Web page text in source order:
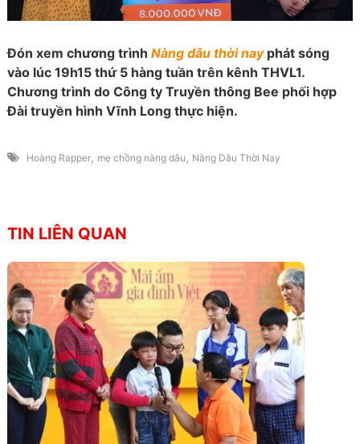
Đón xem chương trình Nàng dâu thời nayphát sóng
vào lúc 19h15 thứ 5 hàng tuần trên kênh THVL1.
Chương trình do Công ty Truyền thông Bee phối hợp
Đài truyền hình Vĩnh Long thực hiện.
Hoàng Rapper, mẹ chồng nàng dâu , Nàng Dâu Thời Nay
TIN LIÊN QUAN